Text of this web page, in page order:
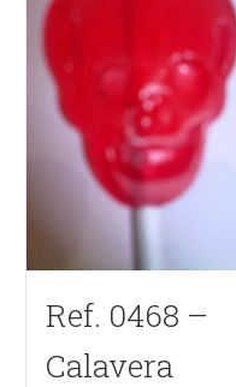
Ref. 0468 –
Calavera